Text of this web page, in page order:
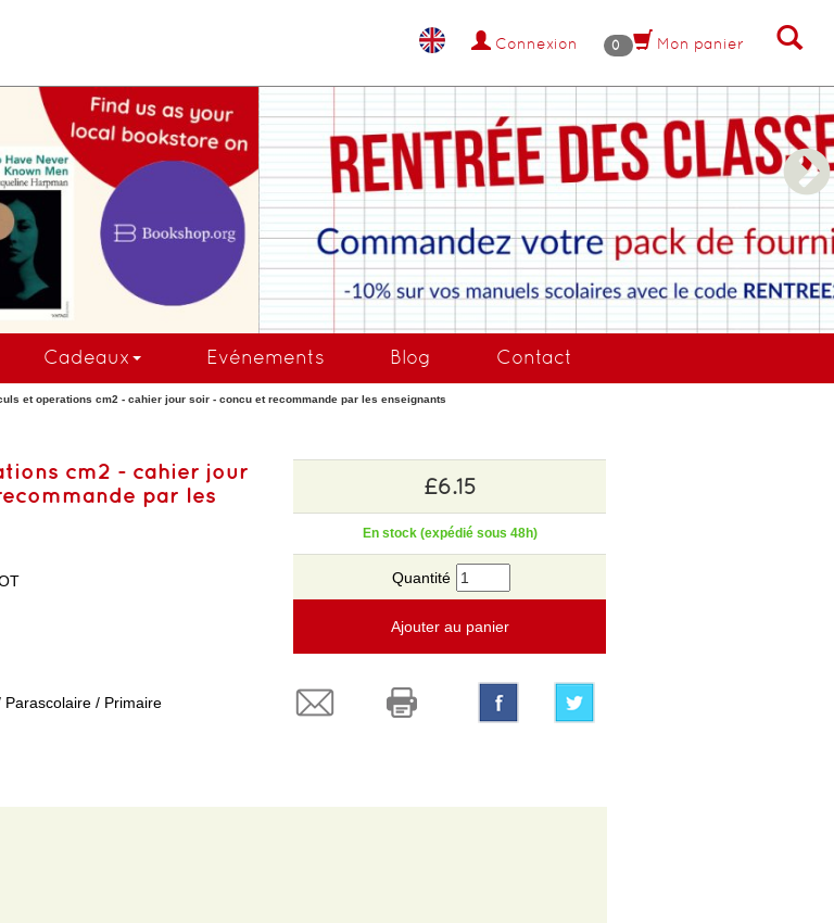
Connexion 0 Mon panier
COMMANDEZ MAINTENANT !
Cadeaux Evénements Blog Contact
et operations cm2 - cahier jour soir - concu et recommande par les enseignants
cm2 - cahier jour
par les
/ Primaire
£6.15
En stock (expédié sous 48h)
Quantité
Ajouter au panier